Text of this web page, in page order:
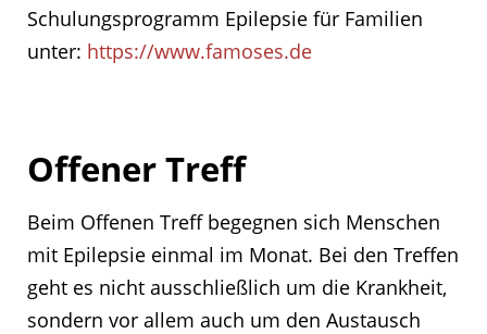
Schulungsprogramm Epilepsie für Familien
unter: https://www.famoses.de
Offener Treff
Beim Offenen Treff begegnen sich Menschen
mit Epilepsie einmal im Monat. Bei den Treffen
geht es nicht ausschließlich um die Krankheit,
sondern vor allem auch um den Austausch